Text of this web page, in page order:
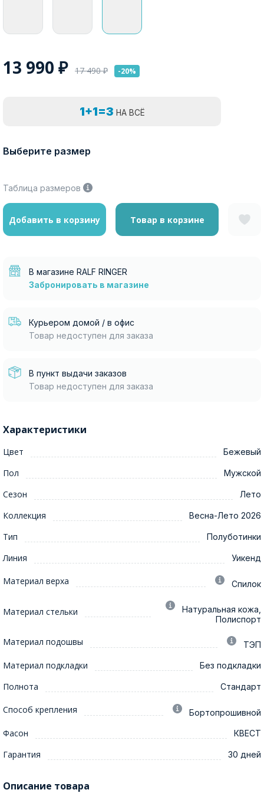
13 990 ₽ 17 490₽ -20%
1+1=3 НА ВСЁ
Выберите размер
Таблица размеров
Добавить в корзину Товар в корзине
В магазине RALF RINGER
Забронировать в магазине
Курьером домой / в офис
Товар недоступен для заказа
В пункт выдачи заказов
Товар недоступен для заказа
Характеристики
Цвет Бежевый
Пол Мужской
Сезон Лето
Коллекция Весна-Лето 2026
Тип Полуботинки
Линия Уикенд
Материал верха Спилок
Материал стельки
Натуральная кожа,
Полиспорт
Материал подошвы ТЭП
Материал подкладки Без подкладки
Полнота Стандарт
Способ крепления Бортопрошивной
Фасон КВЕСТ
Гарантия 30 дней
Описание товара